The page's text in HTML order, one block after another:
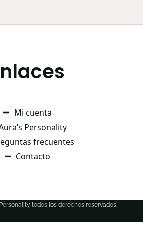
Mi cuenta
Personality
frecuentes
Contacto
todos los derechos reservados.